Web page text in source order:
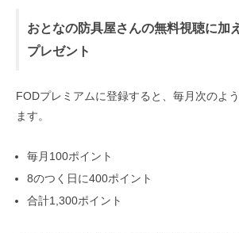
おとなの防具屋さんの無料視聴に加
プレゼント
FODプレミアムに登録すると、毎月次のよ
ます。
毎月100ポイント
8のつく日に400ポイント
合計1,300ポイント